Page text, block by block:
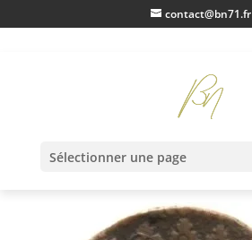
contact@bn71.fr
Sélectionner une page
IMG_0605